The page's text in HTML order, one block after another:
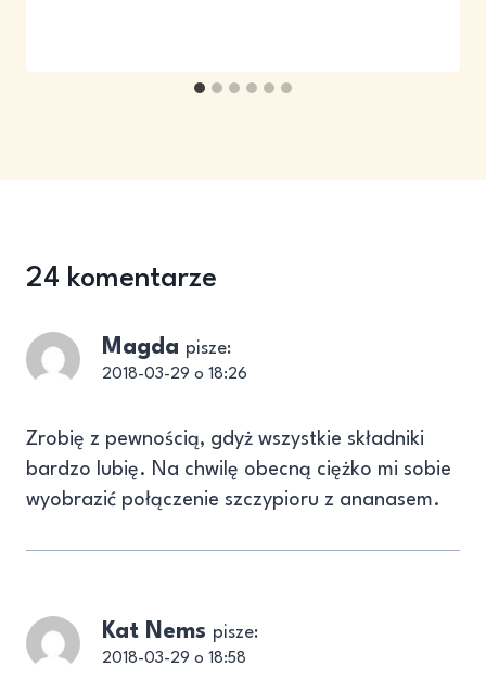
24 komentarze
Magda pisze:
2018-03-29 o 18:26
Zrobię z pewnością, gdyż wszystkie składniki
bardzo lubię. Na chwilę obecną ciężko mi sobie
wyobrazić połączenie szczypioru z ananasem.
Kat Nems pisze:
2018-03-29 o 18:58